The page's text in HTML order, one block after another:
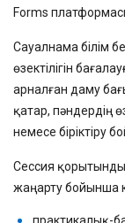
Forms
Сауалнама білім
өзектілігін
арналған даму
қатар, пәндердің
немесе біріктіру
Сессия
жаңарту бойынша